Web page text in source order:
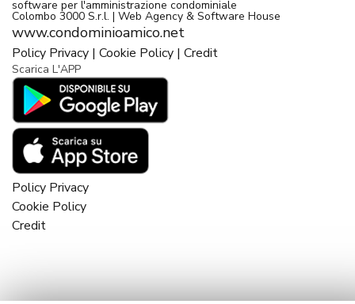
software per l'amministrazione condominiale
Colombo 3000 S.r.l. | Web Agency & Software House
www.condominioamico.net
Policy Privacy| Cookie Policy| Credit
Scarica L'APP
Policy Privacy
Cookie Policy
Credit